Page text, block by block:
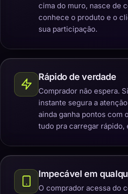
cima do muro, nasce de
conhece o produto e o
sua participação.
Rápido de verdade
Comprador não espera.
instante segura a
ainda ganha pontos com
tudo pra carregar rápido,
Impecável em
O comprador acessa do